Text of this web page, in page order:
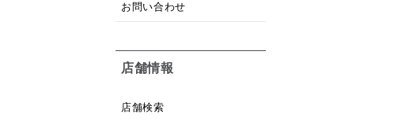
お問い合わせ
店舗情報
店舗検索